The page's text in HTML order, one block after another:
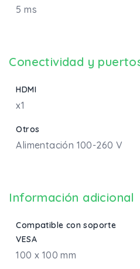
5 ms
Conectividad y
HDMI
x1
Otros
Alimentación 100-260 V
Información adicional
Compatible con soporte
VESA
100 x 100 mm